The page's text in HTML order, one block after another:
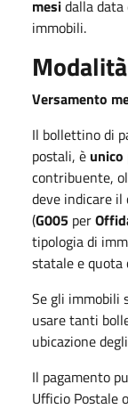
mesidalla
immobili.
Versamento
Il bollettino di
postali, è unico
contribuente,
deve indicare il
(G005 per
tipologia di
statale e quota
Se gli immobili
usare tanti
ubicazione
Il pagamento
Ufficio Postale